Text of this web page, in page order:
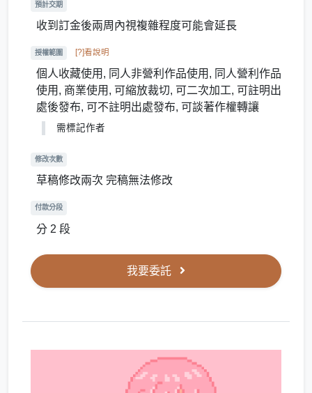
預計交期
收到訂金後兩周內視複雜程度可能會延長
授權範圍 [?]看說明
個人收藏使用, 同人非營利作品使用, 同人營利作品
使用, 商業使用, 可縮放裁切, 可二次加工, 可註明出
處後發布, 可不註明出處發布, 可談著作權轉讓
需標記作者
修改次數
草稿修改兩次 完稿無法修改
付款分段
分 2 段
我要委託